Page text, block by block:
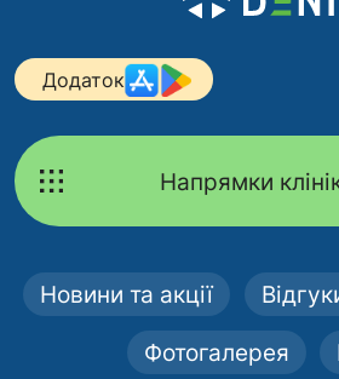
Додаток
Напрямки
Новини та акції
Фотогалерея